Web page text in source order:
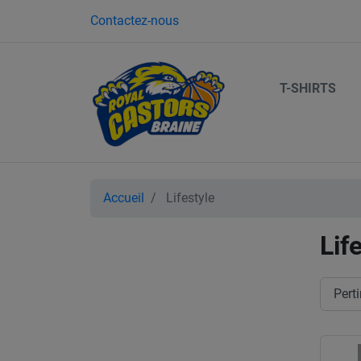
Contactez-nous
T-SHIRTS
Accueil Lifestyle